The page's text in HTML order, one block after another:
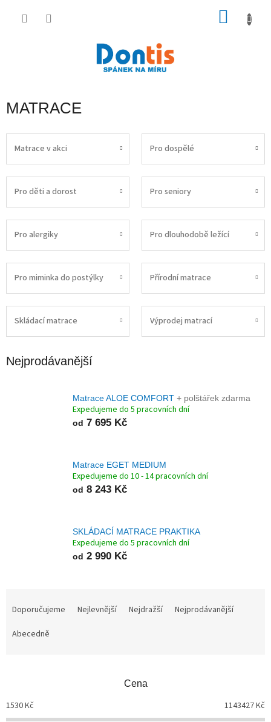
MATRACE
Matrace v akci Pro dospělé
Pro děti a dorost Pro seniory
Pro alergiky Pro dlouhodobě ležící
Pro miminka do postýlky Přírodní matrace
Skládací matrace Výprodej matrací
Nejprodávanější
Matrace ALOE COMFORT + polštářek zdarma
Expedujeme do 5 pracovních dní
od 7 695 Kč
Matrace EGET MEDIUM
Expedujeme do 10 - 14 pracovních dní
od 8 243 Kč
SKLÁDACÍ MATRACE PRAKTIKA
Expedujeme do 5 pracovních dní
od 2 990 Kč
o
d
Doporučujeme Nejlevnější Nejdražší
Nejprodávanější
Abecedně
Cena
1530Kč 1143427Kč